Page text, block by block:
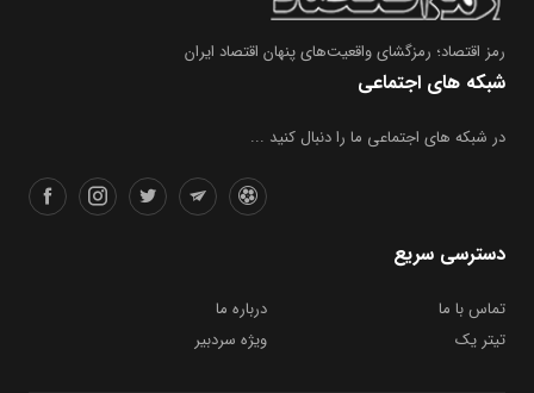
رمز اقتصاد؛ رمزگشای واقعیت‌های پنهان اقتصاد ایران
شبکه های اجتماعی
در شبکه های اجتماعی ما را دنبال کنید ...
دسترسی سریع
تماس با ما
درباره ما
تیتر یک
ویژه سردبیر